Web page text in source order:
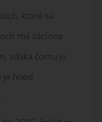
ktoré sú
má záclona
vďaka čomu ju
je hneď